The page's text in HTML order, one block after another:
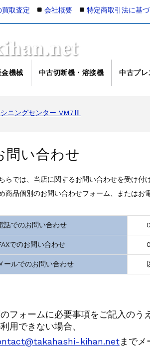
機械 中古切断機・溶接機 中古プレ
買取査定 会社概要 特定商取引法に基
マシニングセンター NV5000α1B/40 2008年製
ニングセンター VM7Ⅲ
リング NC彫刻機 ME-500STⅡ
MAG/MIG溶接機 DP-350
4軸マシニングセンター NJ50 2014年製
マシニングセンター NV5000α1B/40 2008年製
シニングセンター VM7Ⅲ
シニングセンター VM7Ⅲ
XL-100
MAG/MIG溶接機 DP-350
4軸マシニングセンター NJ50 2014年製
形マシニングセンター NV5000α1B/40 2005年
問い合わせ
らでは、当店に関するお問い合わせを受け
商品個別のお問い合わせフォーム、またはお
話でのお問い合わせ
でのお問い合わせ
ールでのお問い合わせ 以
フォームに必要事項をご記入のう
用できない場合、
kihan.netまでメ